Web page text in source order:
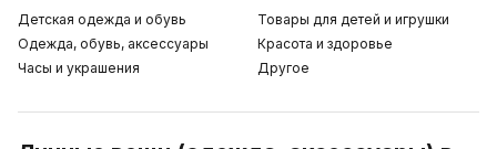
Детская одежда и обувь
Одежда, обувь, аксессуары
Часы и украшения
Товары для детей и игрушки
Красота и здоровье
Другое